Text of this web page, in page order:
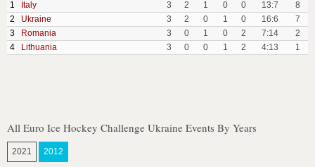
1
Italy 3 2 1 0 0 13:7
8
2
Ukraine 3 2 0 1 0 16:6
7
3
Romania 3 0 1 0 2 7:14
2
4
Lithuania 3 0 0 1 2 4:13 1
All Euro Ice Hockey Challenge Ukraine Events By Years
2021 2012